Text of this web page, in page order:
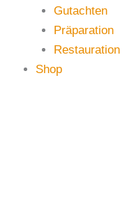
Gutachten
Präparation
Restauration
Shop